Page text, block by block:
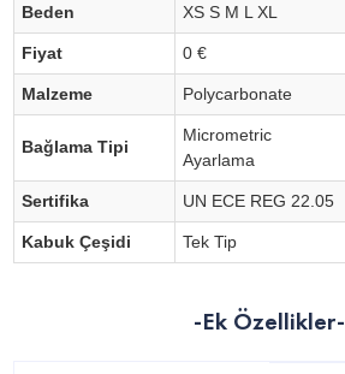
Beden XS S M L XL
Fiyat 0 €
Malzeme Polycarbonate
Bağlama Tipi
Micrometric
Ayarlama
Sertifika UN ECE REG 22.05
Kabuk Çeşidi Tek Tip
-Ek Özellikler-